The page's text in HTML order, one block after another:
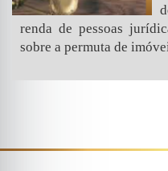
renda de pessoas
sobre a permuta de